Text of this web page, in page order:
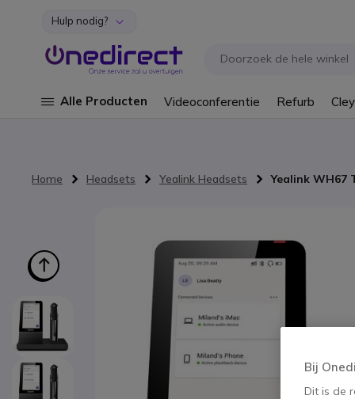
Ga naar de inhoud
Hulp nodig?
Alle Producten Videoconferentie Refurb
Home Headsets Yealink Headsets Yealink WH67
Bij
Dit is de